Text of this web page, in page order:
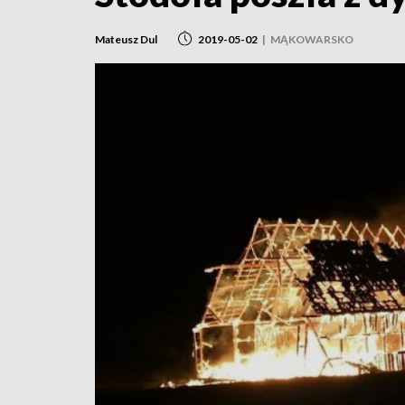
Mateusz Dul 2019-05-02 | MĄKOWARSKO